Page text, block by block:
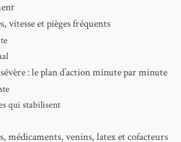
vitesse et pièges fréquents
: le plan d’action minute par minute
qui stabilisent
médicaments, venins, latex et cofacteurs